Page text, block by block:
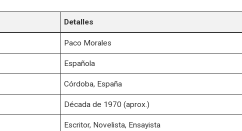
Detalles
Paco Morales
Española
Córdoba, España
Década de 1970 (aprox.)
Escritor, Novelista, Ensayista